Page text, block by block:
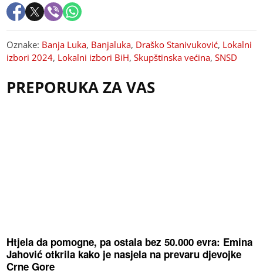
Oznake: Banja Luka, Banjaluka, Draško Stanivuković, Lokalni
izbori 2024, Lokalni izbori BiH,Skupštinska većina,SNSD
PREPORUKA ZA VAS
Htjela da pomogne, pa ostala bez 50.000 evra: Emina
Jahović otkrila kako je nasjela na prevaru djevojke
Crne Gore